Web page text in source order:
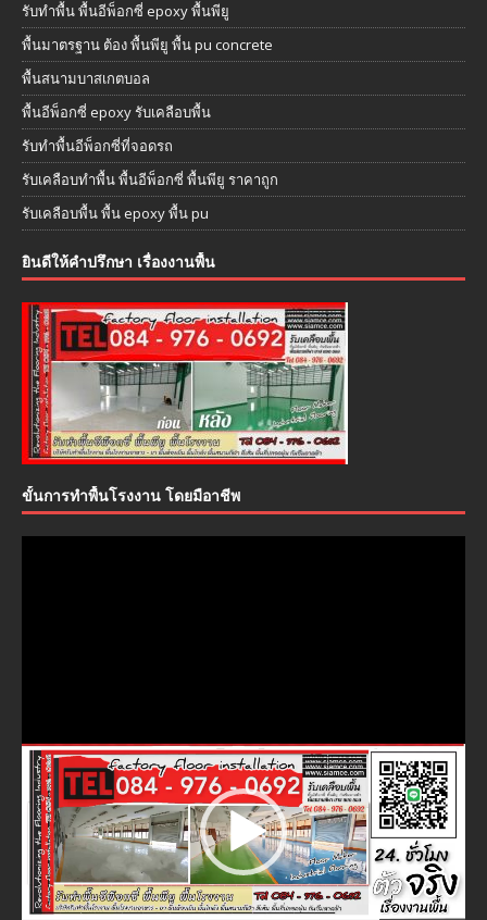
รับทำพื้น พื้นอีพ็อกซี่ epoxy พื้นพียู
พื้นมาตรฐาน ต้อง พื้นพียู พื้น pu concrete
พื้นสนามบาสเกตบอล
พื้นอีพ็อกซี่ epoxy รับเคลือบพื้น
รับทำพื้นอีพ็อกซี่ที่จอดรถ
รับเคลือบทำพื้น พื้นอีพ็อกซี่ พื้นพียู ราคาถูก
รับเคลือบพื้น พื้น epoxy พื้น pu
ยินดีให้คำปรึกษา เรื่องงานพื้น
ขั้นการทำพื้นโรงงาน โดยมือาชีพ